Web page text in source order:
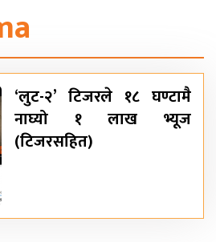
‘लुट-२’ टिजरले १८ घण्टामै
नाघ्यो १ लाख भ्यूज
(टिजरसहित)